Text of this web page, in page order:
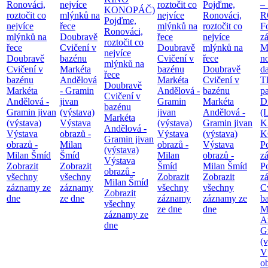
Ronováci,
roztočit co
nejvíce
mlýnků na
řece
Doubravě
Cvičení v
bazénu
Markéta
Andělová -
Gramin jivan
(výstava)
Výstava
obrazů -
Milan Šmíd
Zobrazit
všechny
záznamy ze
dne
nejvíce
mlýnků na
řece
Doubravě
Cvičení v
bazénu
Markéta
Andělová
- Gramin
jivan
(výstava)
Výstava
obrazů -
Milan
Šmíd
Zobrazit
všechny
záznamy
ze dne
KONOPÁČ)
Pojďme,
Ronováci,
roztočit co
nejvíce
mlýnků na
řece
Doubravě
Cvičení v
bazénu
Markéta
Andělová -
Gramin jivan
(výstava)
Výstava
obrazů -
Milan Šmíd
Zobrazit
všechny
záznamy ze
dne
roztočit co
nejvíce
mlýnků na
řece
Doubravě
Cvičení v
bazénu
Markéta
Andělová -
Gramin
jivan
(výstava)
Výstava
obrazů -
Milan
Šmíd
Zobrazit
všechny
záznamy
ze dne
Pojďme,
Ronováci,
roztočit co
nejvíce
mlýnků na
řece
Doubravě
Cvičení v
bazénu
Markéta
Andělová -
Gramin jivan
(výstava)
Výstava
obrazů -
Milan Šmíd
Zobrazit
všechny
záznamy ze
dne
–